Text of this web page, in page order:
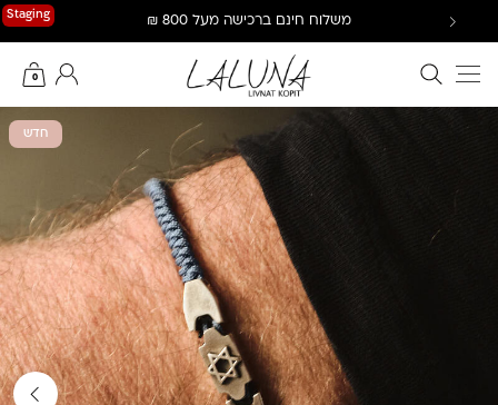
Staging משלוח חינם ברכישה מעל 800 ₪
חיפוש באתר
0
החשבון שלי
חדש